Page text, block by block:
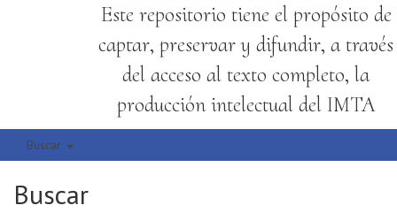
Este repositorio tiene el propósito de
captar, preservar y difundir, a través
del acceso al texto completo, la
producción intelectual del IMTA
Buscar
Buscar